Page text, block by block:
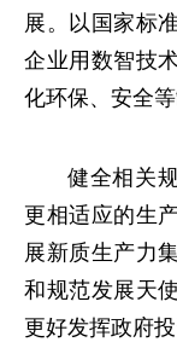
展。以国家标
企业用数智技
化环保、安全等
健全相关
更相适应的生
展新质生产力
和规范发展天
更好发挥政府